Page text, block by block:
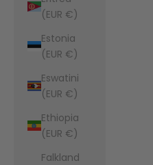
(EUR €)
Estonia
(EUR €)
Eswatini
(EUR €)
Ethiopia
(EUR €)
Falkland